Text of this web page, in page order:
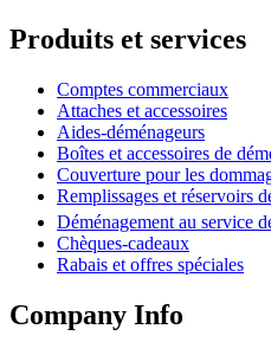
Produits et services
Comptes commerciaux
Attaches et accessoires
Aides-déménageurs
Boîtes et accessoires de
Couverture pour les
Remplissages et réservoirs
Déménagement au service
Chèques-cadeaux
Rabais et offres spéciales
Company Info